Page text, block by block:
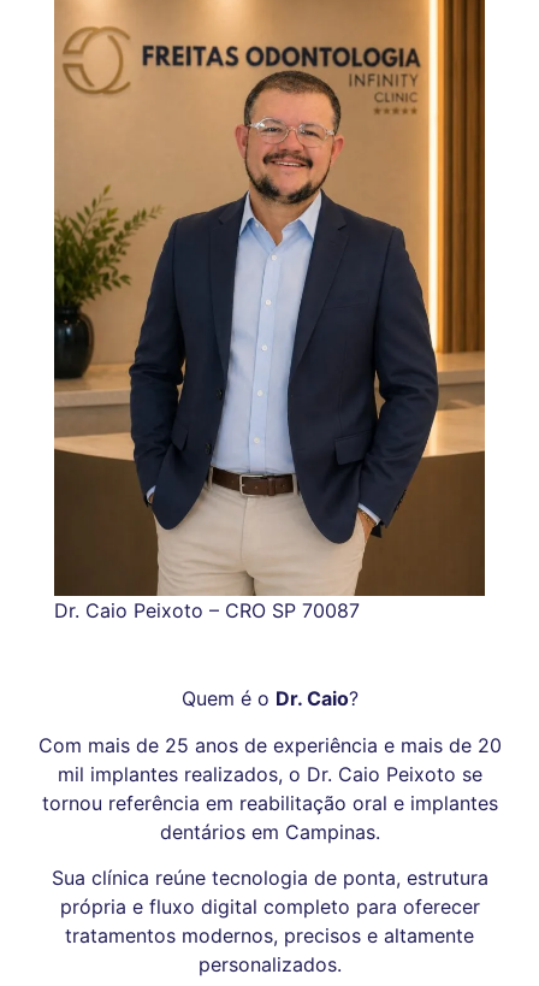
Dr. Caio Peixoto – CRO SP 70087
Quem é o Dr. Caio?
Com mais de 25 anos de experiência e mais de 20
mil implantes realizados, o Dr. Caio Peixoto se
tornou referência em reabilitação oral e implantes
dentários em Campinas.
Sua clínica reúne tecnologia de ponta, estrutura
própria e fluxo digital completo para oferecer
tratamentos modernos, precisos e altamente
personalizados.